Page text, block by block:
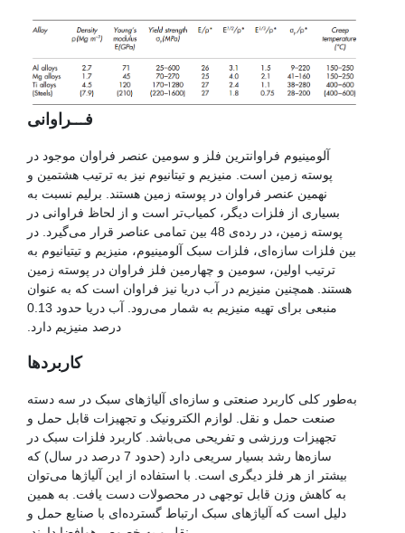
فـــراوانی
آلومینیوم فراوانترین فلز و سومین عنصر فراوان موجود در
پوسته زمین است. منیزیم و تیتانیوم نیز به ترتیب هشتمین و
نهمین عنصر فراوان در پوسته زمین هستند. برلیم نسبت به
بسیاری از فلزات دیگر، کمیاب‌تر است و از لحاظ فراوانی در
پوسته زمین، در رده‌ی 48 بین تمامی عناصر قرار می‌گیرد. در
بین فلزات سازه‌ای، فلزات سبک آلومینیوم، منیزیم و تیتیانیوم به
ترتیب اولین، سومین و چهارمین فلز فراوان در پوسته زمین
هستند. همچنین منیزیم در آب دریا نیز فراوان است که به عنوان
منبعی برای تهیه منیزیم به شمار می‌رود. آب دریا حدود 0.13
درصد منیزیم دارد.
کاربردها
به‌طور کلی کاربرد صنعتی و سازه‌ای آلیاژهای سبک در سه دسته
صنعت حمل و نقل. لوازم الکترونیک و تجهیزات قابل حمل و
تجهیزات ورزشی و تفریحی می‌باشد. کاربرد فلزات سبک در
سازه‌ها رشد بسیار سریعی دارد (حدود 7 درصد در سال) که
بیشتر از هر فلز دیگری است. با استفاده از این آلیاژها می‌توان
به کاهش وزن قابل توجهی در محصولات دست یافت. به همین
دلیل است که آلیاژهای سبک ارتباط گسترده‌ای با صنایع حمل و